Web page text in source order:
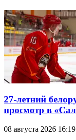
27-летний
просмотр в
08 августа 2026 16:19